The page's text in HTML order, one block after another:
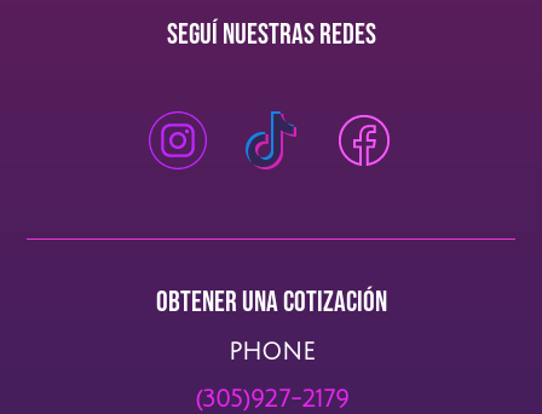
Seguí Nuestras redes
Obtener una cotización
PHONE
(305)927-2179